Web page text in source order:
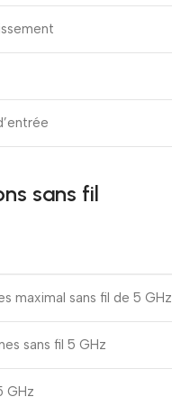
sans fil
maximal sans fil de 5 GHz
sans fil 5 GHz
GHz